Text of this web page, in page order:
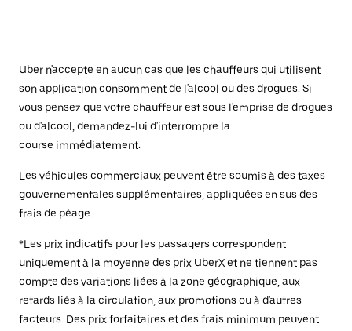
Uber n'accepte en aucun cas que les chauffeurs qui utilisent
son application consomment de l'alcool ou des drogues. Si
vous pensez que votre chauffeur est sous l'emprise de drogues
ou d'alcool, demandez-lui d'interrompre la
course immédiatement.
Les véhicules commerciaux peuvent être soumis à des taxes
gouvernementales supplémentaires, appliquées en sus des
frais de péage.
*Les prix indicatifs pour les passagers correspondent
uniquement à la moyenne des prix UberX et ne tiennent pas
compte des variations liées à la zone géographique, aux
retards liés à la circulation, aux promotions ou à d'autres
facteurs. Des prix forfaitaires et des frais minimum peuvent